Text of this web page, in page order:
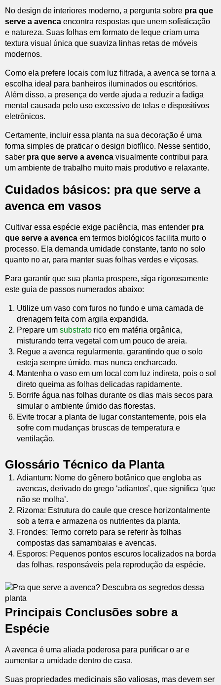
No design de interiores moderno, a pergunta sobre pra que
serve a avenca encontra respostas que unem sofisticação
e natureza. Suas folhas em formato de leque criam uma
textura visual única que suaviza linhas retas de móveis
modernos.
Como ela prefere locais com luz filtrada, a avenca se torna a
escolha ideal para banheiros iluminados ou escritórios.
Além disso, a presença do verde ajuda a reduzir a fadiga
mental causada pelo uso excessivo de telas e dispositivos
eletrônicos.
Certamente, incluir essa planta na sua decoração é uma
forma simples de praticar o design biofílico. Nesse sentido,
saber pra que serve a avenca visualmente contribui para
um ambiente de trabalho muito mais produtivo e relaxante.
Cuidados básicos: pra que serve a
avenca em vasos
Cultivar essa espécie exige paciência, mas entender pra
que serve a avenca em termos biológicos facilita muito o
processo. Ela demanda umidade constante, tanto no solo
quanto no ar, para manter suas folhas verdes e viçosas.
Para garantir que sua planta prospere, siga rigorosamente
este guia de passos numerados abaixo:
Utilize um vaso com furos no fundo e uma camada de
drenagem feita com argila expandida.
Prepare um substrato rico em matéria orgânica,
misturando terra vegetal com um pouco de areia.
Regue a avenca regularmente, garantindo que o solo
esteja sempre úmido, mas nunca encharcado.
Mantenha o vaso em um local com luz indireta, pois o sol
direto queima as folhas delicadas rapidamente.
Borrife água nas folhas durante os dias mais secos para
simular o ambiente úmido das florestas.
Evite trocar a planta de lugar constantemente, pois ela
sofre com mudanças bruscas de temperatura e
ventilação.
Glossário Técnico da Planta
Adiantum: Nome do gênero botânico que engloba as
avencas, derivado do grego ‘adiantos’, que significa ‘que
não se molha’.
Rizoma: Estrutura do caule que cresce horizontalmente
sob a terra e armazena os nutrientes da planta.
Frondes: Termo correto para se referir às folhas
compostas das samambaias e avencas.
Esporos: Pequenos pontos escuros localizados na borda
das folhas, responsáveis pela reprodução da espécie.
Principais Conclusões sobre a
Espécie
A avenca é uma aliada poderosa para purificar o ar e
aumentar a umidade dentro de casa.
Suas propriedades medicinais são valiosas, mas devem ser